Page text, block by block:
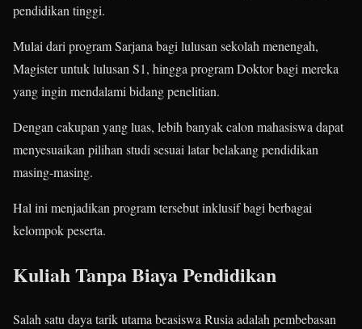
pendidikan tinggi.
Mulai dari program Sarjana bagi lulusan sekolah menengah,
Magister untuk lulusan S1, hingga program Doktor bagi mereka
yang ingin mendalami bidang penelitian.
Dengan cakupan yang luas, lebih banyak calon mahasiswa dapat
menyesuaikan pilihan studi sesuai latar belakang pendidikan
masing-masing.
Hal ini menjadikan program tersebut inklusif bagi berbagai
kelompok peserta.
Kuliah Tanpa Biaya Pendidikan
Salah satu daya tarik utama beasiswa Rusia adalah pembebasan